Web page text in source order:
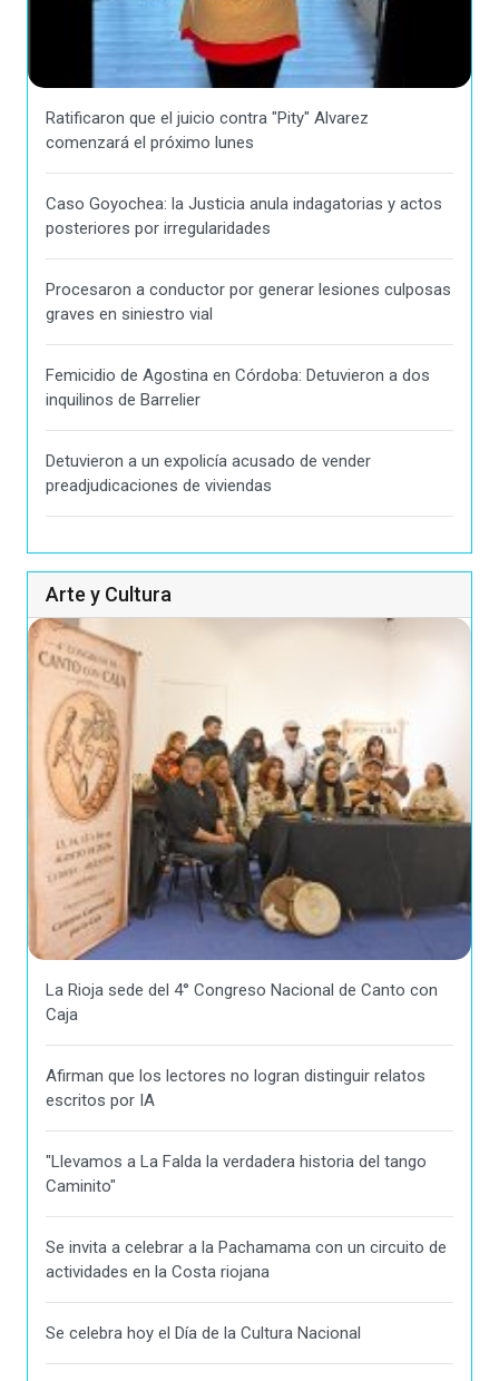
Ratificaron que el juicio contra "Pity" Alvarez
comenzará el próximo lunes
Caso Goyochea: la Justicia anula indagatorias y actos
posteriores por irregularidades
Procesaron a conductor por generar lesiones culposas
graves en siniestro vial
Femicidio de Agostina en Córdoba: Detuvieron a dos
inquilinos de Barrelier
Detuvieron a un expolicía acusado de vender
preadjudicaciones de viviendas
Arte y Cultura
La Rioja sede del 4° Congreso Nacional de Canto con
Caja
Afirman que los lectores no logran distinguir relatos
escritos por IA
"Llevamos a La Falda la verdadera historia del tango
Caminito"
Se invita a celebrar a la Pachamama con un circuito de
actividades en la Costa riojana
Se celebra hoy el Día de la Cultura Nacional